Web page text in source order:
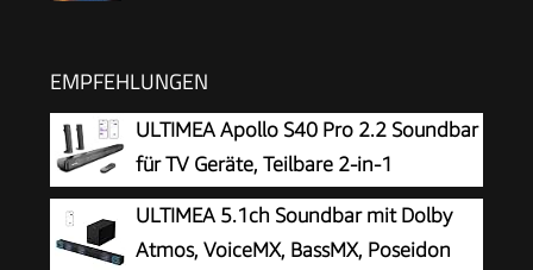
EMPFEHLUNGEN
ULTIMEA Apollo S40 Pro 2.2 Soundbar
für TV Geräte, Teilbare 2-in-1
Soundbar
ULTIMEA 5.1ch Soundbar mit Dolby
Atmos, VoiceMX, BassMX, Poseidon